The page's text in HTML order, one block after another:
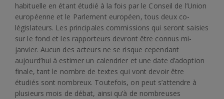
habituelle en étant étudié à la fois par le Conseil de l’Union
européenne et le Parlement européen, tous deux co-
législateurs. Les principales commissions qui seront saisies
sur le fond et les rapporteurs devront être connus mi-
janvier. Aucun des acteurs ne se risque cependant
aujourd’hui à estimer un calendrier et une date d’adoption
finale, tant le nombre de textes qui vont devoir être
étudiés sont nombreux. Toutefois, on peut s’attendre à
plusieurs mois de débat, ainsi qu’à de nombreuses